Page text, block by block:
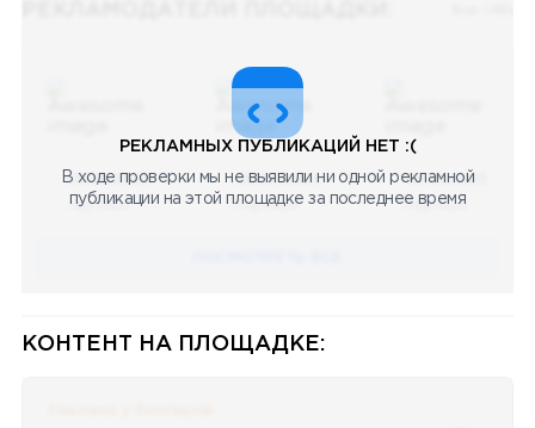
08.05.2023
Научный
08.05.2023
Научный
08.05.2023
Научный
РЕКЛАМНЫХ ПУБЛИКАЦИЙ НЕТ :(
В ходе проверки мы не выявили ни одной рекламной
публикации на этой площадке за последнее время
КОНТЕНТ НА ПЛОЩАДКЕ: